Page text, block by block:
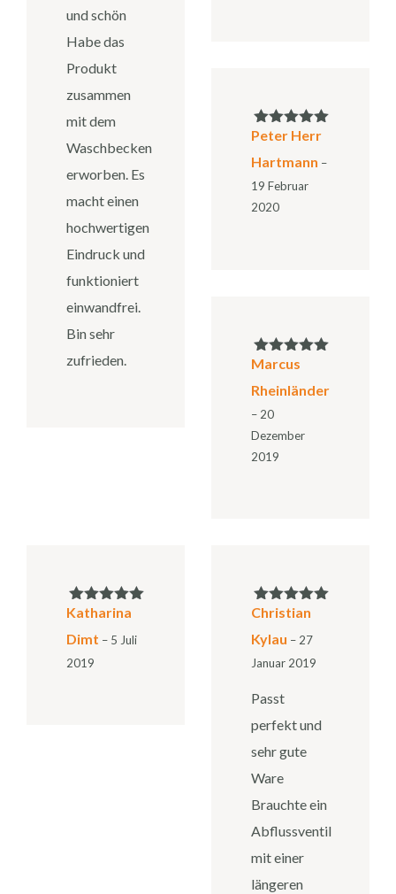
und schön
Habe das
Produkt
zusammen
mit dem
Waschbecken
erworben. Es
macht einen
hochwertigen
Eindruck und
funktioniert
einwandfrei.
Bin sehr
zufrieden.
Bewertet mit
Peter Herr
Hartmann –
19 Februar
2020
Bewertet mit
Marcus
Rheinländer
– 20
Dezember
2019
Bewertet mit
Katharina
Dimt – 5 Juli
2019
Bewertet mit
Christian
Kylau – 27
Januar 2019
Passt
perfekt und
sehr gute
Ware
Brauchte ein
Abflussventil
mit einer
längeren